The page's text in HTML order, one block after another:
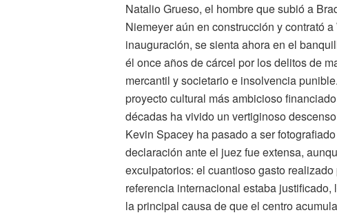
Natalio Grueso, el hombre que subió a
Niemeyer aún en construcción y contrató
inauguración, se sienta ahora en el
él once años de cárcel por los delitos de
mercantil y societario e insolvencia
proyecto cultural más ambicioso
décadas ha vivido un vertiginoso
Kevin Spacey ha pasado a ser
declaración ante el juez fue extensa,
exculpatorios: el cuantioso gasto
referencia internacional estaba
la principal causa de que el centro